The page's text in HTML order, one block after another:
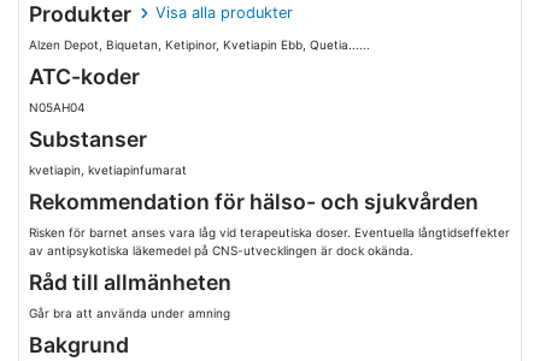
Produkter Visa alla produkter
Alzen Depot, Biquetan, Ketipinor, Kvetiapin Ebb, Quetia......
ATC-koder
N05AH04
Substanser
kvetiapin, kvetiapinfumarat
Rekommendation för hälso- och sjukvården
Risken för barnet anses vara låg vid terapeutiska doser. Eventuella långtidseffekter
av antipsykotiska läkemedel på CNS-utvecklingen är dock okända.
Råd till allmänheten
Går bra att använda under amning
Bakgrund